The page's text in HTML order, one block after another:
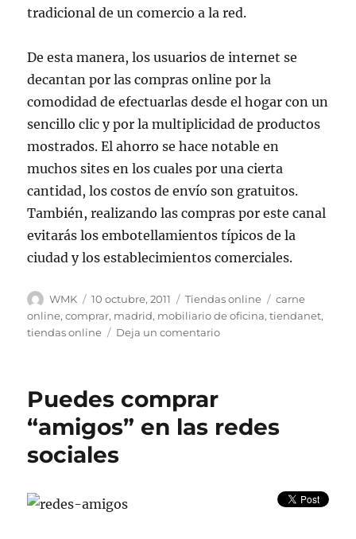
tradicional de un comercio a la red.
De esta manera, los usuarios de internet se
decantan por las compras online por la
comodidad de efectuarlas desde el hogar con un
sencillo clic y por la multiplicidad de productos
mostrados. El ahorro se hace notable en
muchos sites en los cuales por una cierta
cantidad, los costos de envío son gratuitos.
También, realizando las compras por este canal
evitarás los embotellamientos típicos de la
ciudad y los establecimientos comerciales.
Autor
WMK
Publicado
el
10 octubre, 2011 Categorías
Tiendas online Etiquetas
carne
online,comprar, madrid, mobiliario de oficina,tiendanet,
tiendas online
Deja un comentarioen
Puedes comprar
“amigos” en las redes
sociales